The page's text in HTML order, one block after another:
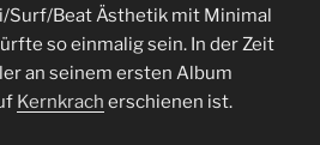
Surf/Beat Ästhetik mit Minimal
so einmalig sein. In der Zeit
an seinem ersten Album
Kernkrach erschienen ist.